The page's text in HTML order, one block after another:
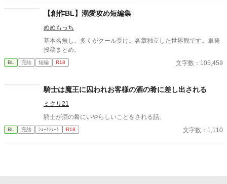
ください。 歯科以外の医療知識はそこまで詳しくないのですみま
せんがご了承ください。
【創作BL】溺愛攻め短編集
めめもっち
基本名無し。多くがクール受け。各章独立した世界観です。単発
投稿まとめ。
BL 完結 短編 R18 文字数：105,459
騎士は魔王に囚われお客様の酒の肴に差し出される
ミクリ21
騎士が酒の肴にいやらしいことをされる話。
BL 完結 ｼｮｰﾄｼｮｰﾄ R18 文字数：1,110